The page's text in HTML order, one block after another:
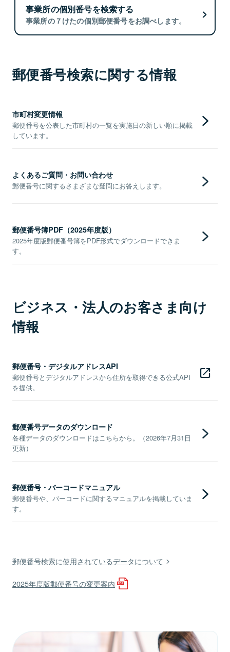
事業所の個別番号を検索する
事業所の７けたの個別郵便番号をお調べします。
郵便番号検索に関する情報
市町村変更情報
郵便番号を公表した市町村の一覧を実施日の新しい順に掲載
しています。
よくあるご質問・お問い合わせ
郵便番号に関するさまざまな疑問にお答えします。
郵便番号簿PDF（2025年度版）
2025年度版郵便番号簿をPDF形式でダウンロードできま
す。
ビジネス・法人のお客さま向け
情報
郵便番号・デジタルアドレスAPI
郵便番号とデジタルアドレスから住所を取得できる公式API
を提供。
郵便番号データのダウンロード
各種データのダウンロードはこちらから。（2026年7月31日
更新）
郵便番号・バーコードマニュアル
郵便番号や、バーコードに関するマニュアルを掲載していま
す。
郵便番号検索に使用されているデータについて
2025年度版郵便番号の変更案内